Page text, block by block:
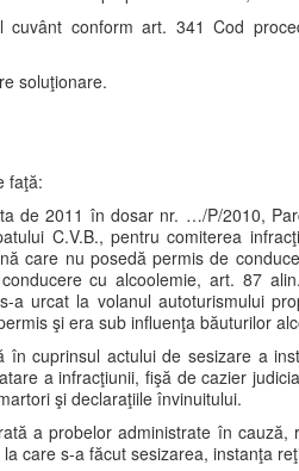
cuvânt conform art. 341 Cod
soluţionare.
faţă:
de 2011 în dosar nr. …/P/2010,
C.V.B., pentru comiterea
care nu posedă permis de
cu alcoolemie, art. 87
a urcat la volanul autoturismului
şi era sub influenţa băuturilor
în cuprinsul actului de sesizare a
a infracţiunii, fişă de cazier
şi declaraţiile învinuitului.
a probelor administrate în
care s-a făcut sesizarea, instanţa